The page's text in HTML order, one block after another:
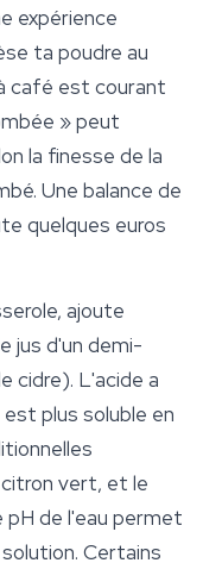
expérience
ta poudre au
café est courant
» peut
la finesse de la
Une balance de
quelques euros
ajoute
jus d'un demi-
cidre). L'acide a
plus soluble en
vert, et le
de l'eau permet
Certains